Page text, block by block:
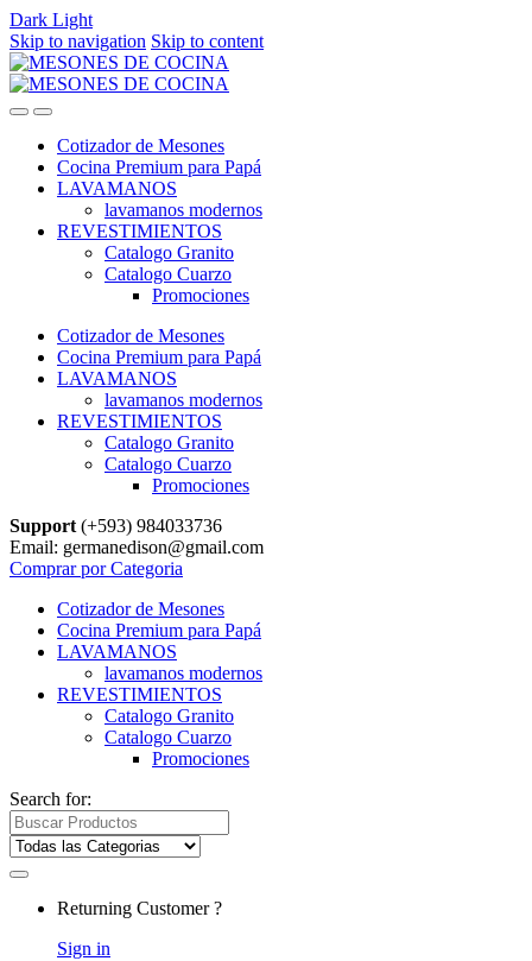
Dark Light
Skip to navigation Skip to content
Cotizador de Mesones
Cocina Premium para Papá
LAVAMANOS
lavamanos modernos
REVESTIMIENTOS
Catalogo Granito
Catalogo Cuarzo
Promociones
Cotizador de Mesones
Cocina Premium para Papá
LAVAMANOS
lavamanos modernos
REVESTIMIENTOS
Catalogo Granito
Catalogo Cuarzo
Promociones
Support (+593) 984033736
Email: germanedison@gmail.com
Comprar por Categoria
Cotizador de Mesones
Cocina Premium para Papá
LAVAMANOS
lavamanos modernos
REVESTIMIENTOS
Catalogo Granito
Catalogo Cuarzo
Promociones
Search for:
Returning Customer ?
Sign in